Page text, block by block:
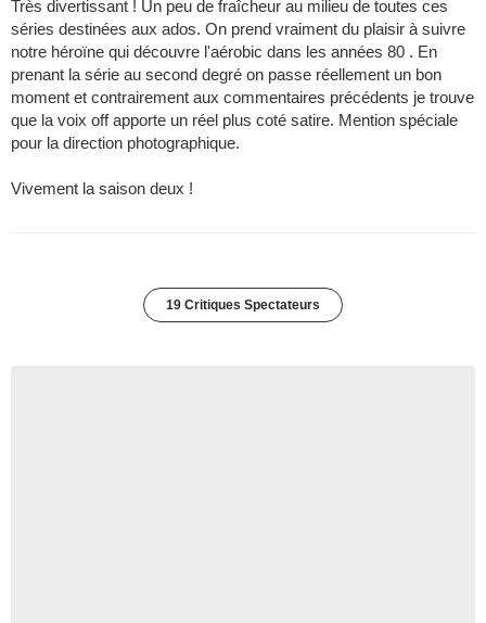
Très divertissant ! Un peu de fraîcheur au milieu de toutes ces
séries destinées aux ados. On prend vraiment du plaisir à suivre
notre héroïne qui découvre l'aérobic dans les années 80 . En
prenant la série au second degré on passe réellement un bon
moment et contrairement aux commentaires précédents je trouve
que la voix off apporte un réel plus coté satire. Mention spéciale
pour la direction photographique.
Vivement la saison deux !
19 Critiques Spectateurs